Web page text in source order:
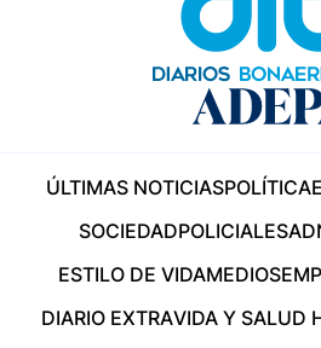
ÚLTIMAS NOTICIASPOLÍTICA
SOCIEDADPOLICIALES
ESTILO DE VIDAMEDIOS
DIARIO EXTRAVIDA Y SALUD